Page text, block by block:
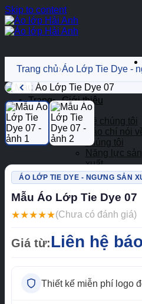
Skip to content
Trang
Chủ
Giới thiệu
Về chúng tôi
Báo chí nói
chúng tôi
Năng lực sản
xuất
Hồ sơ năng
Trang chủ›Áo Lớp Tie Dye -
ÁO LỚP TIE DYE - NGƯNG SẢN
Mẫu Áo Lớp Tie Dye 07
★★★★★(Chưa có đánh giá)
Giá từ:Liên hệ
Thiết kế miễn phí logo